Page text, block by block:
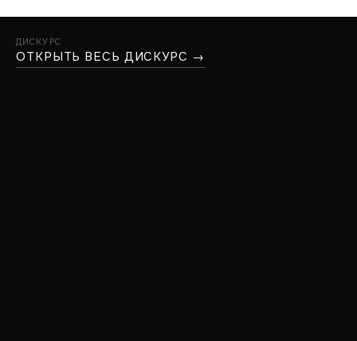
ДИСКУРС
ОТКРЫТЬ ВЕСЬ ДИСКУРС →